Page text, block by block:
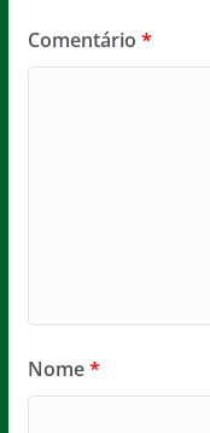
Comentário *
Nome*